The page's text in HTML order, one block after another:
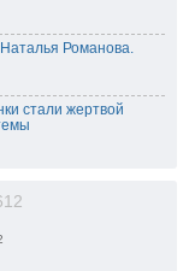
Романова.
стали жертвой